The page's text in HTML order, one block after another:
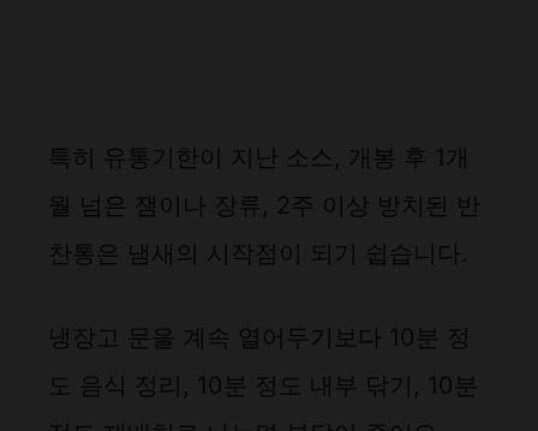
특히 유통기한이 지난 소스, 개봉 후 1개
월 넘은 잼이나 장류, 2주 이상 방치된 반
찬통은 냄새의 시작점이 되기 쉽습니다.
냉장고 문을 계속 열어두기보다 10분 정
도 음식 정리, 10분 정도 내부 닦기, 10분